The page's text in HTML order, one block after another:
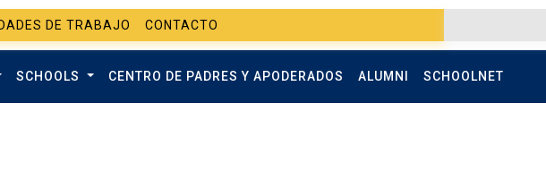
DE TRABAJO CONTACTO
SCHOOLS CENTRO DE PADRES Y APODERADOS ALUMNI SCHOOLNET